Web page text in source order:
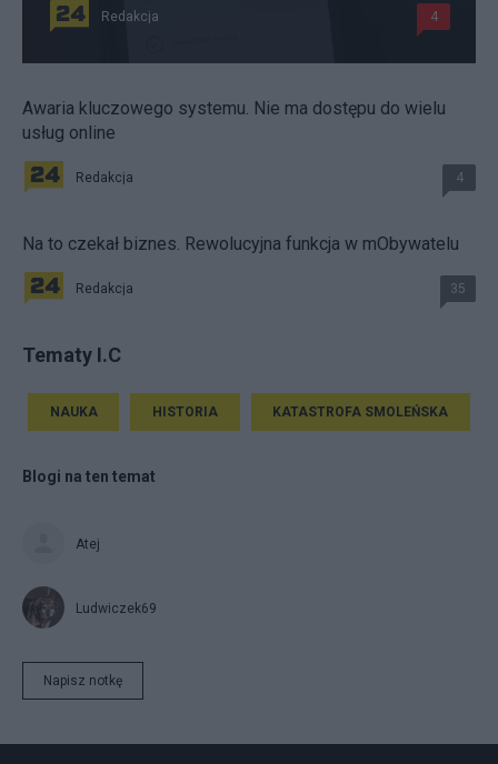
Redakcja 4
Awaria kluczowego systemu. Nie ma dostępu do wielu
usług online
Redakcja 4
Na to czekał biznes. Rewolucyjna funkcja w mObywatelu
Redakcja 35
Tematy I.C
NAUKA HISTORIA KATASTROFA SMOLEŃSKA
Blogi na ten temat
Atej
Ludwiczek69
Napisz notkę